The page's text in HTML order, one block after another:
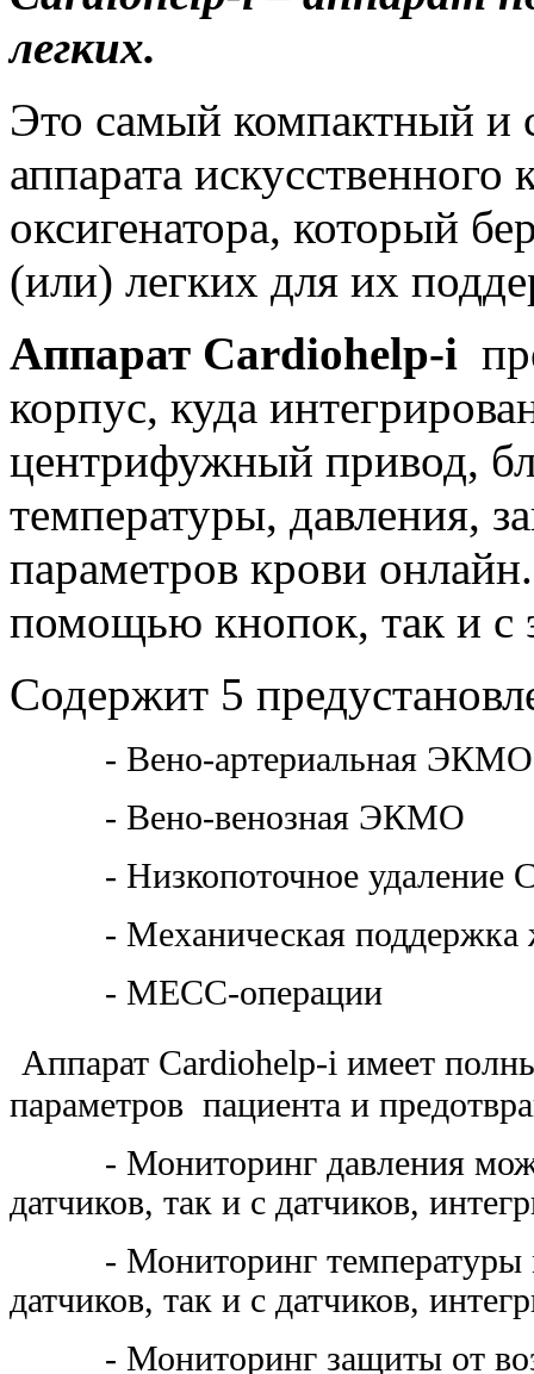
легких.
Это самый компактный и
аппарата
оксигенатора, который
(или) легких для их
Аппарат Cardiohelp-i
корпус, куда
центрифужный привод,
температуры, давления,
параметров крови
помощью кнопок, так и с
Содержит 5
- Вено-артериальная ЭКМО
- Вено-венозная ЭКМО
- Низкопоточное удаление
- Механическая поддержка
- МЕСС-операции
Аппарат Cardiohelp-i имеет
параметров пациента и
- Мониторинг давления
датчиков, так и с датчиков,
- Мониторинг температуры
датчиков, так и с датчиков,
- Мониторинг защиты от